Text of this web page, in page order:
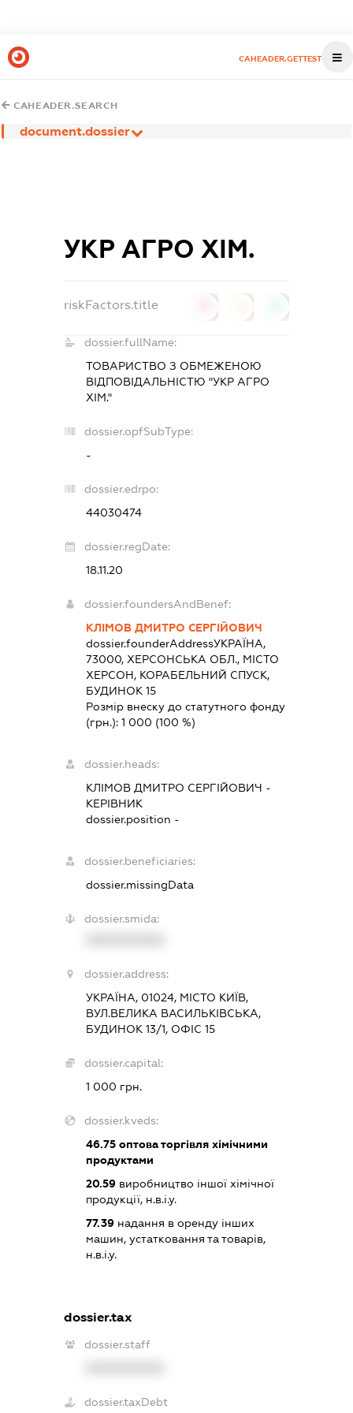
CAHEADER.GETTEST
CAHEADER.SEARCH
document.dossier
УКР АГРО ХІМ.
riskFactors.title
dossier.fullName:
ТОВАРИСТВО З ОБМЕЖЕНОЮ
ВІДПОВІДАЛЬНІСТЮ "УКР АГРО
ХІМ."
dossier.opfSubType:
-
dossier.edrpo:
44030474
dossier.regDate:
18.11.20
dossier.foundersAndBenef:
КЛІМОВ ДМИТРО СЕРГІЙОВИЧ
dossier.founderAddressУКРАЇНА,
73000, ХЕРСОНСЬКА ОБЛ., МІСТО
ХЕРСОН, КОРАБЕЛЬНИЙ СПУСК,
БУДИНОК 15
Розмір внеску до статутного фонду
(грн.): 1 000 (100 %)
dossier.heads:
КЛІМОВ ДМИТРО СЕРГІЙОВИЧ -
КЕРІВНИК
dossier.position -
dossier.beneficiaries:
dossier.missingData
dossier.smida:
dossier.address:
УКРАЇНА, 01024, МІСТО КИЇВ,
ВУЛ.ВЕЛИКА ВАСИЛЬКІВСЬКА,
БУДИНОК 13/1, ОФІС 15
dossier.capital:
1 000 грн.
dossier.kveds:
46.75оптова торгівля хімічними
продуктами
20.59виробництво іншої хімічної
продукції, н.в.і.у.
77.39надання в оренду інших
машин, устатковання та товарів,
н.в.і.у.
dossier.tax
dossier.staff
dossier.taxDebt